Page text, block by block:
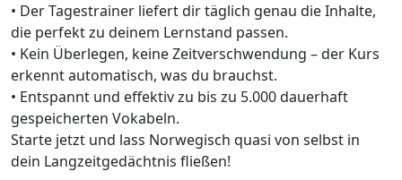
• Der Tagestrainer liefert dir täglich genau die Inhalte,
die perfekt zu deinem Lernstand passen.
• Kein Überlegen, keine Zeitverschwendung – der Kurs
erkennt automatisch, was du brauchst.
• Entspannt und effektiv zu bis zu 5.000 dauerhaft
gespeicherten Vokabeln.
Starte jetzt und lass Norwegisch quasi von selbst in
dein Langzeitgedächtnis fließen!